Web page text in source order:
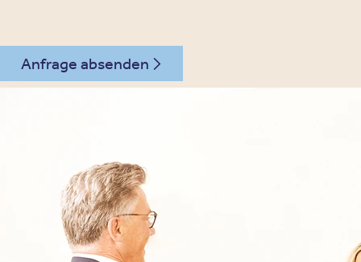
Anfrage absenden
Informationen
Für Patienten
Für Zuweiser
Kliniken für Kinder & Jugendlichen